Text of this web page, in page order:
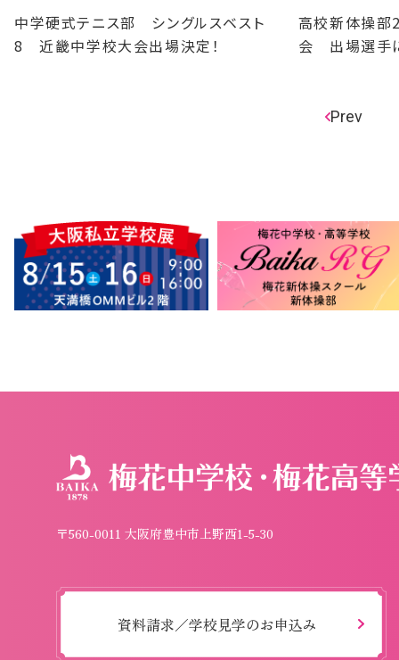
中学硬式テニス部 シングルスベスト
8 近畿中学校大会出場決定！
高校新体操
会 出場選手
Prev
〒560-0011 大阪府豊中市上野西1-5-30
資料請求／学校見学のお申込み